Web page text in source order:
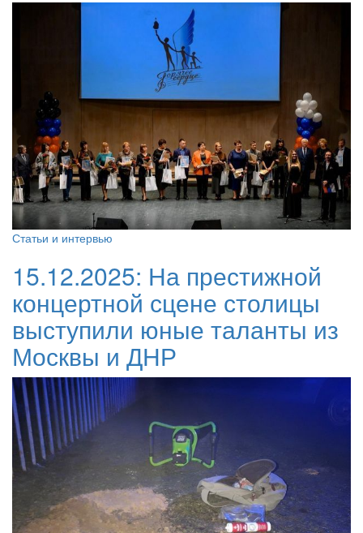
Статьи и интервью
15.12.2025: На престижной
концертной сцене столицы
выступили юные таланты из
Москвы и ДНР